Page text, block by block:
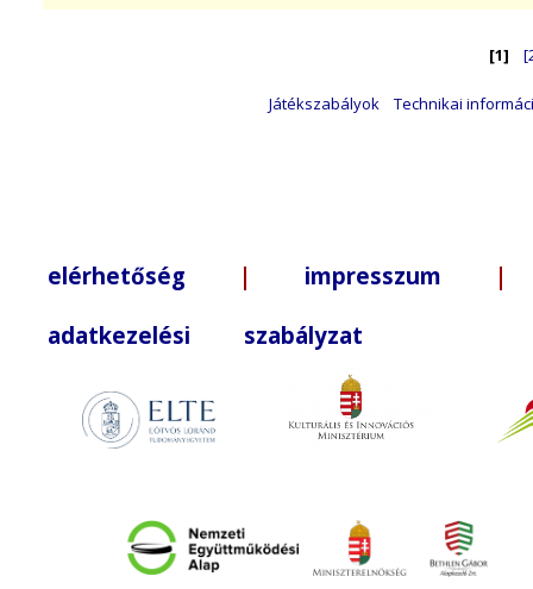
[1]
Játékszabályok Technikai
elérhetőség | impresszum |
adatkezelési szabályzat